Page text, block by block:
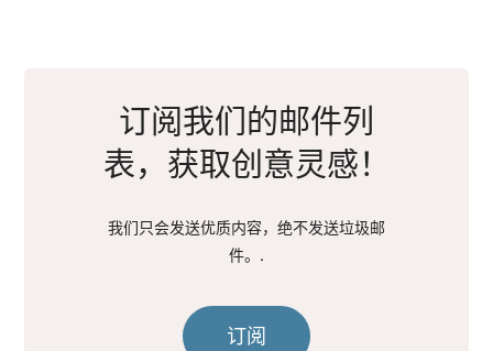
订阅我们的邮件列
表，获取创意灵感！
我们只会发送优质内容，绝不发送垃圾邮
件。.
订阅